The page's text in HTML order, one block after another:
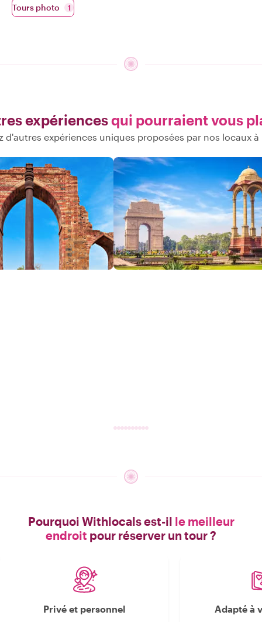
Tours photo 1
expériencesqui pourraient vous
d'autres expériences uniques proposées par nos locaux à
Pourquoi Withlocals est-il le meilleur
endroit pour réserver un tour ?
Privé et personnel Adapté à